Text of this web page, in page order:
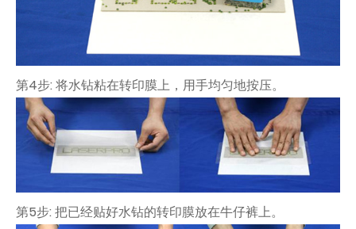
第4步: 将水钻粘在转印膜上，用手均匀地按压。
第5步: 把已经贴好水钻的转印膜放在牛仔裤上。